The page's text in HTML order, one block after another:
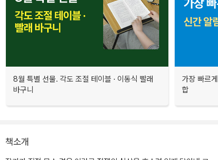
8월 특별 선물. 각도 조절 테이블 · 이동식 빨래
바구니
가장 빠르
합
책소개